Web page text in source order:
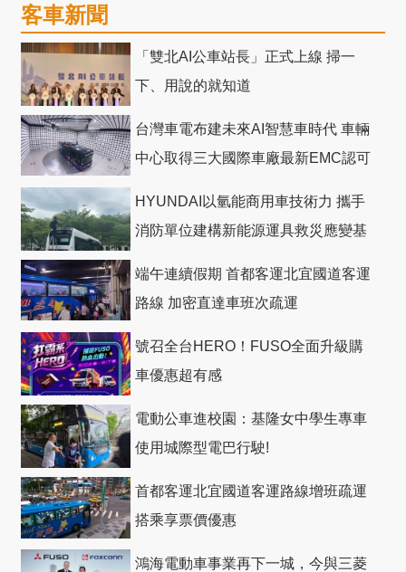
客車新聞
「雙北AI公車站長」正式上線 掃一
下、用說的就知道
台灣車電布建未來AI智慧車時代 車輛
中心取得三大國際車廠最新EMC認可
HYUNDAI以氫能商用車技術力 攜手
消防單位建構新能源運具救災應變基
端午連續假期 首都客運北宜國道客運
路線 加密直達車班次疏運
號召全台HERO！FUSO全面升級購
車優惠超有感
電動公車進校園：基隆女中學生專車
使用城際型電巴行駛!
首都客運北宜國道客運路線增班疏運
搭乘享票價優惠
鴻海電動車事業再下一城，今與三菱